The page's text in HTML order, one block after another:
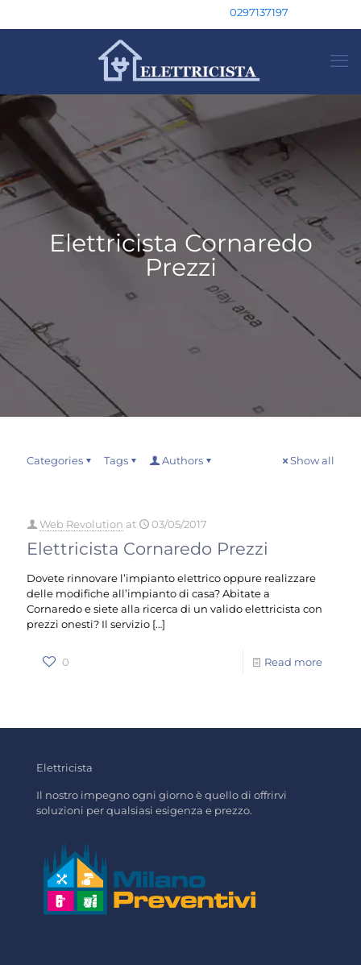
0297137197
Elettricista Cornaredo
Prezzi
Categories Tags Authors Show all
Web Revolution at 03/05/2017
Elettricista Cornaredo Prezzi
Dovete rinnovare l’impianto elettrico oppure realizzare
delle modifiche all’impianto di casa? Abitate a
Cornaredo e siete alla ricerca di un valido elettricista con
prezzi onesti? Il servizio […]
0 Read more
Elettricista
Il nostro impegno ogni giorno è quello di offrirvi
soluzioni per qualsiasi esigenza e prezzo.